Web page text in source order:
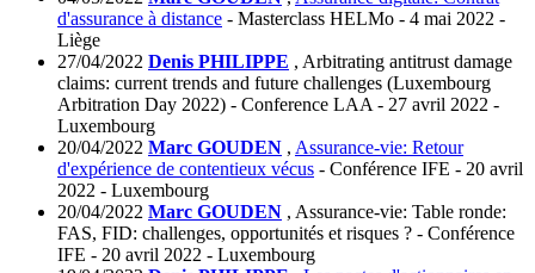
d'assurance à distance - Masterclass HELMo - 4 mai 2022 -
Liège
27/04/2022 Denis PHILIPPE , Arbitrating antitrust damage
claims: current trends and future challenges (Luxembourg
Arbitration Day 2022) - Conference LAA - 27 avril 2022 -
Luxembourg
20/04/2022 Marc GOUDEN , Assurance-vie: Retour
d'expérience de contentieux vécus - Conférence IFE - 20 avril
2022 - Luxembourg
20/04/2022 Marc GOUDEN , Assurance-vie: Table ronde:
FAS, FID: challenges, opportunités et risques ? - Conférence
IFE - 20 avril 2022 - Luxembourg